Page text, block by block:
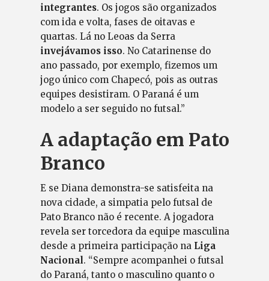
integrantes. Os jogos são organizados
com ida e volta, fases de oitavas e
quartas. Lá no Leoas da Serra
invejávamos isso. No Catarinense do
ano passado, por exemplo, fizemos um
jogo único com Chapecó, pois as outras
equipes desistiram. O Paraná é um
modelo a ser seguido no futsal.”
A adaptação em Pato
Branco
E se Diana demonstra-se satisfeita na
nova cidade, a simpatia pelo futsal de
Pato Branco não é recente. A jogadora
revela ser torcedora da equipe masculina
desde a primeira participação na Liga
Nacional . “Sempre acompanhei o futsal
do Paraná, tanto o masculino quanto o